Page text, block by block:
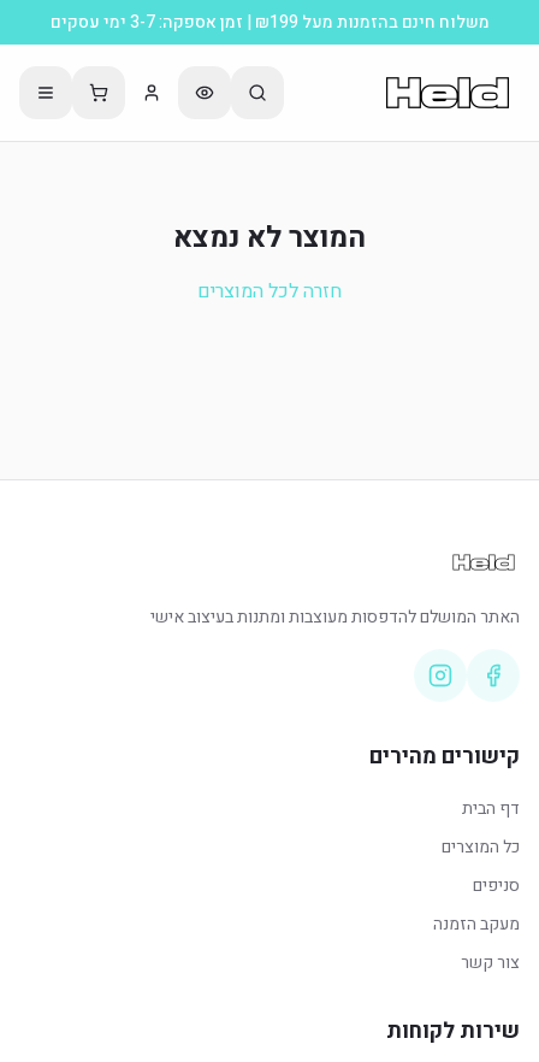
משלוח חינם בהזמנות מעל ₪199 | זמן אספקה: 3-7 ימי עסקים
המוצר לא נמצא
חזרה לכל המוצרים
האתר המושלם להדפסות מעוצבות ומתנות בעיצוב אישי
קישורים מהירים
דף הבית
כל המוצרים
סניפים
מעקב הזמנה
צור קשר
שירות לקוחות